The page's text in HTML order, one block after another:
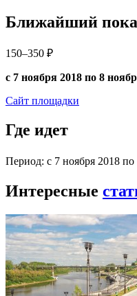
Ближайший
150–350 ₽
с 7 ноября 2018 по 8
Сайт площадки
Где идет
Период: с 7 ноября 2018 по
Интересные